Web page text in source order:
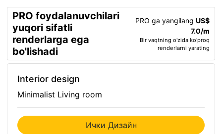
PRO foydalanuvchilari
yuqori sifatli
renderlarga ega
bo'lishadi
PRO ga yangilang US$
7.0/m
Bir vaqtning o'zida ko'proq
renderlarni yarating
Interior design
Minimalist Living room
Ички Дизайн